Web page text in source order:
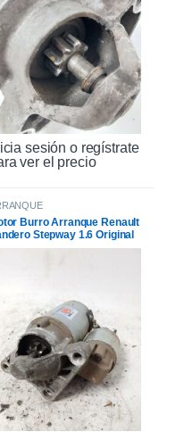
sesión o regístrate
ver el precio
Burro Arranque Renault
Stepway 1.6 Original